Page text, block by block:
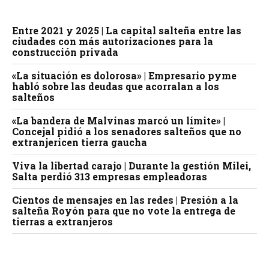
Entre 2021 y 2025 | La capital salteña entre las
ciudades con más autorizaciones para la
construcción privada
«La situación es dolorosa» | Empresario pyme
habló sobre las deudas que acorralan a los
salteños
«La bandera de Malvinas marcó un límite» |
Concejal pidió a los senadores salteños que no
extranjericen tierra gaucha
Viva la libertad carajo | Durante la gestión Milei,
Salta perdió 313 empresas empleadoras
Cientos de mensajes en las redes | Presión a la
salteña Royón para que no vote la entrega de
tierras a extranjeros